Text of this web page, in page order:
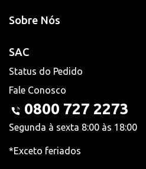
Sobre Nós
SAC
Status do Pedido
Fale Conosco
0800 727 2273
Segunda à sexta 8:00 às 18:00
*Exceto feriados